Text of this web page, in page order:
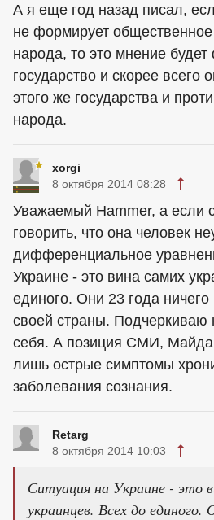
А я еще год назад писал,
не формирует
народа, то это мнение
государство и скорее всего
этого же государства и
народа.
xorgi
8 октября 2014 08:28
Уважаемый Hammer, а если
говорить, что она человек
дифференциальное
Украине - это вина самих
единого. Они 23 года
своей страны. Подчеркиваю
себя. А позиция СМИ,
лишь острые симптомы
заболевания сознания.
Retarg
8 октября 2014 10:03
Ситуация на Украине - это
украинцев. Всех до единого.